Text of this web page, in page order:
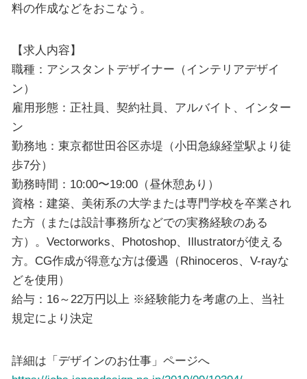
料の作成などをおこなう。
【求人内容】
職種：アシスタントデザイナー（インテリアデザイ
ン）
雇用形態：正社員、契約社員、アルバイト、インター
ン
勤務地：東京都世田谷区赤堤（小田急線経堂駅より徒
歩7分）
勤務時間：10:00〜19:00（昼休憩あり）
資格：建築、美術系の大学または専門学校を卒業され
た方（または設計事務所などでの実務経験のある
方）。Vectorworks、Photoshop、Illustratorが使える
方。CG作成が得意な方は優遇（Rhinoceros、V-rayな
どを使用）
給与：16～22万円以上 ※経験能力を考慮の上、当社
規定により決定
詳細は「デザインのお仕事」ページへ